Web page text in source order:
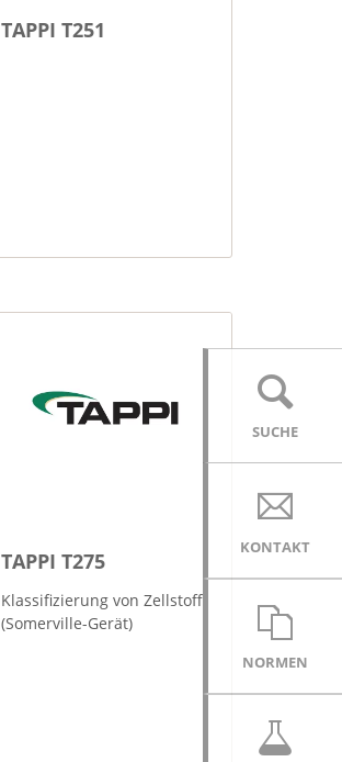
SUCHE
KONTAKT
NORMEN
TAPPI T251
TAPPI T275
Klassifizierung von Zellstoff
(Somerville-Gerät)